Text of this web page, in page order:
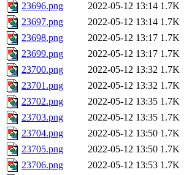
23696.png
2022-05-12 13:14 1.7K
23697.png
2022-05-12 13:14 1.7K
23698.png
2022-05-12 13:17 1.7K
23699.png
2022-05-12 13:17 1.7K
23700.png
2022-05-12 13:32 1.7K
23701.png
2022-05-12 13:32 1.7K
23702.png
2022-05-12 13:35 1.7K
23703.png
2022-05-12 13:35 1.7K
23704.png
2022-05-12 13:50 1.7K
23705.png
2022-05-12 13:50 1.7K
23706.png
2022-05-12 13:53 1.7K